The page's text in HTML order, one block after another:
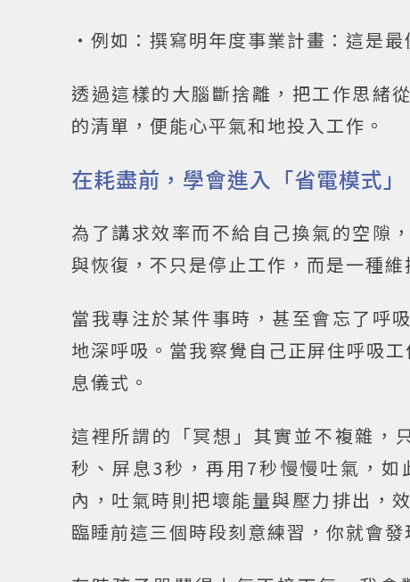
‧例如：撰寫明年度事業計畫：這是
透過這樣的大腦斷捨離，把工作思緒
的清單，便能心平氣和地投入工作。
在耗盡前，學會進入「省電模式」
為了講求效率而不給自己換氣的空隙
與恢復，不只是停止工作，而是一種
當我專注於某件事時，甚至會忘了呼
地深呼吸。當我察覺自己正屏住呼吸
息儀式。
這裡所謂的「冥想」其實並不複雜，
秒、屏息3秒，再用7秒慢慢吐氣，
內，吐氣時則把壞能量與壓力排出，
臨睡前這三個時段刻意練習，你就會發